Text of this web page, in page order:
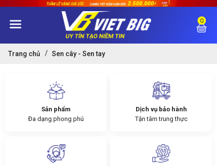
0
Trang chủ Sen cây - Sen tay
Sản phẩm
Đa dạng phong phú
Dịch vụ bảo hành
Tận tâm trung thực